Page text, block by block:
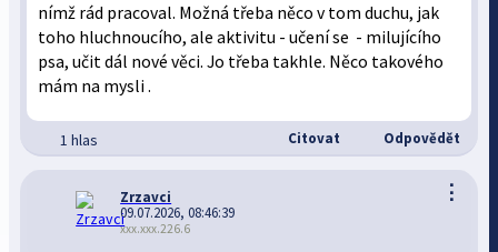
nímž rád pracoval. Možná třeba něco v tom duchu, jak
toho hluchnoucího, ale aktivitu - učení se - milujícího
psa, učit dál nové věci. Jo třeba takhle. Něco takového
mám na mysli .
1 hlas Citovat Odpovědět
⋮
Zrzavci
09.07.2026, 08:46:39
xxx.xxx.226.6